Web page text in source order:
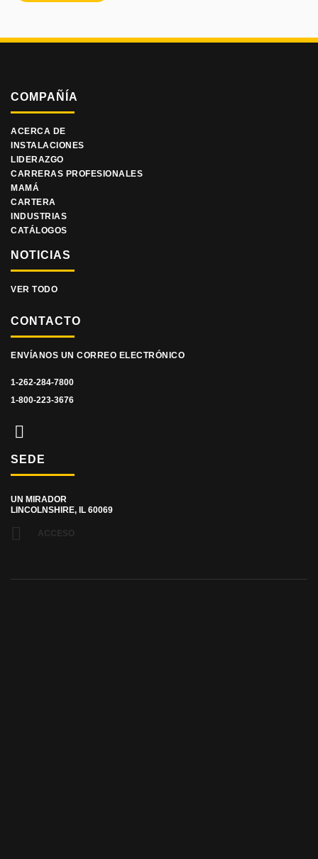
COMPAÑÍA
ACERCA DE
INSTALACIONES
LIDERAZGO
CARRERAS PROFESIONALES
MAMÁ
CARTERA
INDUSTRIAS
CATÁLOGOS
NOTICIAS
VER TODO
CONTACTO
ENVÍANOS UN CORREO ELECTRÓNICO
1-262-284-7800
1-800-223-3676
SEDE
UN MIRADOR
LINCOLNSHIRE, IL 60069
ACCESO